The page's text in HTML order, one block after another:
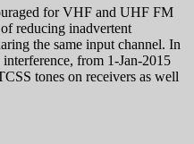
for VHF and UHF FM
reducing inadvertent
the same input channel. In
from 1-Jan-2015
tones on receivers as well